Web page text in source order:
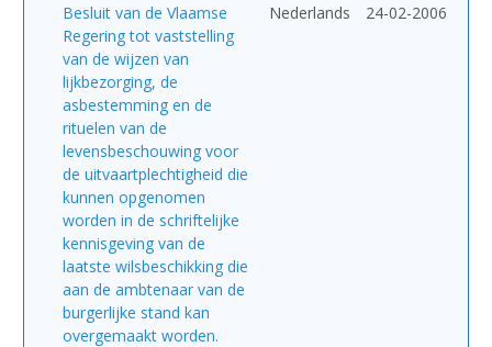
Besluit van de Vlaamse
Regering tot vaststelling
van de wijzen van
lijkbezorging, de
asbestemming en de
rituelen van de
levensbeschouwing voor
de uitvaartplechtigheid die
kunnen opgenomen
worden in de schriftelijke
kennisgeving van de
laatste wilsbeschikking die
aan de ambtenaar van de
burgerlijke stand kan
overgemaakt worden.
Nederlands 24-02-2006